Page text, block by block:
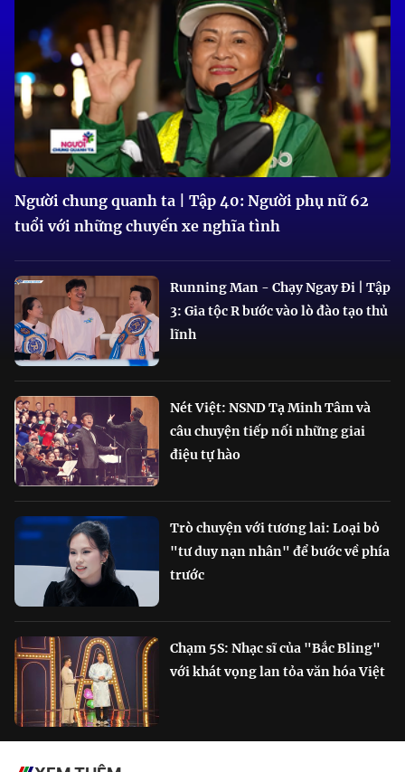
Người chung quanh ta | Tập 40: Người phụ nữ 62
tuổi với những chuyến xe nghĩa tình
Running Man - Chạy Ngay Đi | Tập
3: Gia tộc R bước vào lò đào tạo thủ
lĩnh
Nét Việt: NSND Tạ Minh Tâm và
câu chuyện tiếp nối những giai
điệu tự hào
Trò chuyện với tương lai: Loại bỏ
"tư duy nạn nhân" để bước về phía
trước
Chạm 5S: Nhạc sĩ của "Bắc Bling"
với khát vọng lan tỏa văn hóa Việt